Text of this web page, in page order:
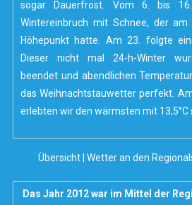
sogar Dauerfrost. Vom 6. bis
Wintereinbruch mit Schnee, der
Höhepunkt hatte. Am 23. folgte
Dieser nicht mal 24-h-Winter
beendet und abendlichen
das Weihnachtstauwetter perfekt.
erlebten wir den wärmsten mit 13,5°C
Übersicht Wetter an den
Das Jahr 2012 war im Mittel der